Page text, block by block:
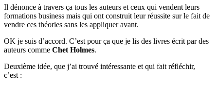
Il dénonce à travers ça tous les auteurs et ceux qui vendent leurs
formations business mais qui ont construit leur réussite sur le fait de
vendre ces théories sans les appliquer avant.
OK je suis d’accord. C’est pour ça que je lis des livres écrit par des
auteurs comme Chet Holmes.
Deuxième idée, que j’ai trouvé intéressante et qui fait réfléchir,
c’est :